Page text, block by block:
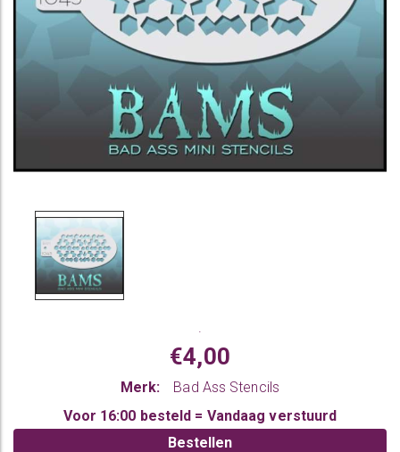
.
€4,00
Merk:
Bad Ass Stencils
Voor 16:00 besteld = Vandaag verstuurd
Bestellen